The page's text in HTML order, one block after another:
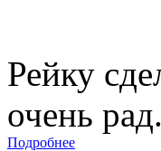
Рейку
очень рад.
Подробнее